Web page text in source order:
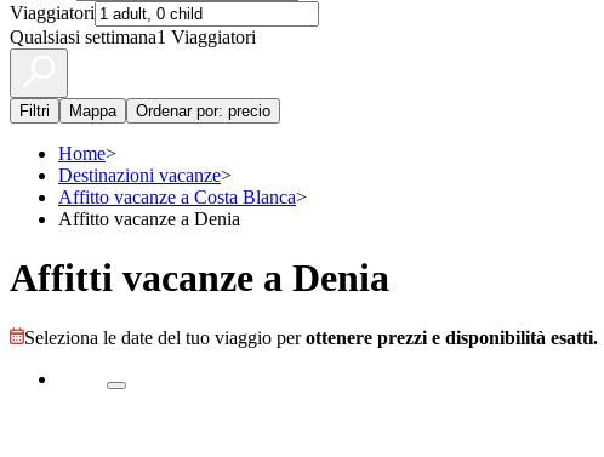
Viaggiatori
Qualsiasi settimana1 Viaggiatori
Filtri Mappa Ordenar por: precio
Home>
Destinazioni vacanze>
Affitto vacanze a Costa Blanca>
Affitto vacanze a Denia
Affitti vacanze a Denia
Seleziona le date del tuo viaggio perottenere prezzi e disponibilità esatti.